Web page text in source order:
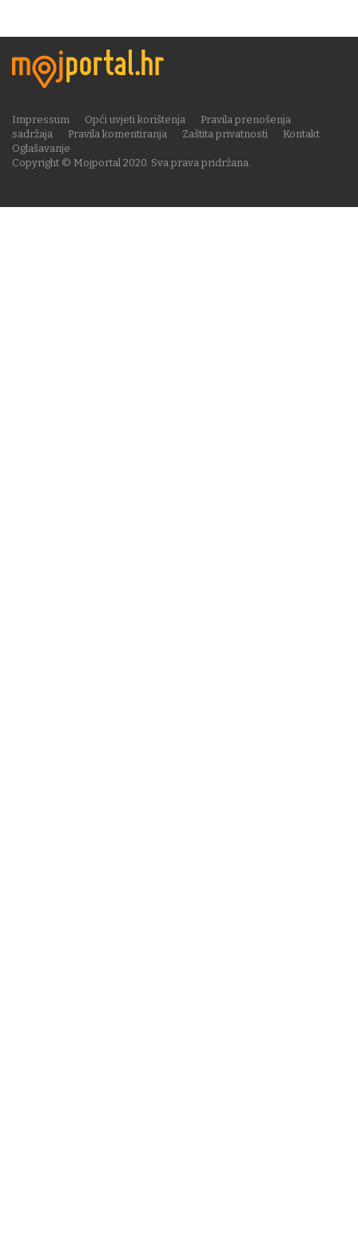
Copyright © Mojportal 2020. Sva prava pridržana.
Impressum Opći uvjeti korištenja
Pravila prenošenja
sadržaja
Pravila komentiranja Zaštita privatnosti
Kontakt
Oglašavanje